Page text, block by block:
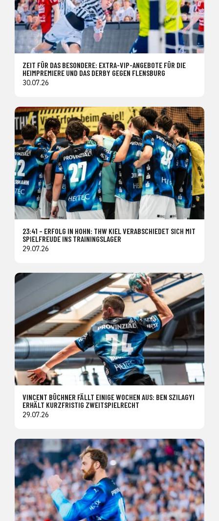
ZEIT FÜR DAS BESONDERE: EXTRA-VIP-ANGEBOTE FÜR DIE
HEIMPREMIERE UND DAS DERBY GEGEN FLENSBURG
30.07.26
23:41 – ERFOLG IN HOHN: THW KIEL VERABSCHIEDET SICH MIT
SPIELFREUDE INS TRAININGSLAGER
29.07.26
VINCENT BÜCHNER FÄLLT EINIGE WOCHEN AUS: BEN SZILAGYI
ERHÄLT KURZFRISTIG ZWEITSPIELRECHT
29.07.26